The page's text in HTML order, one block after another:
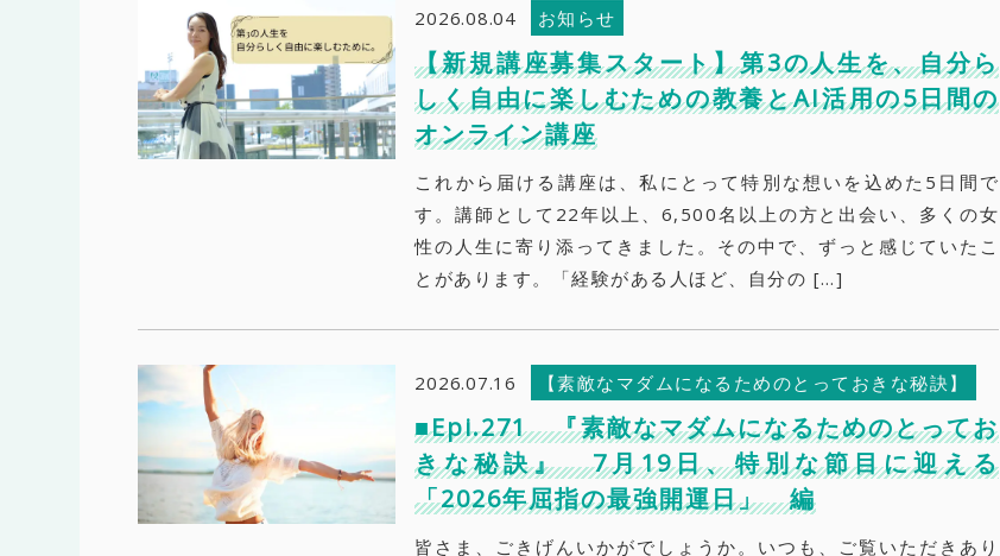
2026.08.04 お知らせ
【新規講座募集スタート】第3の人生を、自分ら
しく自由に楽しむための教養とAI活用の5日間の
オンライン講座
これから届ける講座は、私にとって特別な想いを込めた5日間で
す。講師として22年以上、6,500名以上の方と出会い、多くの女
性の人生に寄り添ってきました。その中で、ずっと感じていたこ
とがあります。「経験がある人ほど、自分の […]
2026.07.16 【素敵なマダムになるためのとっておきな秘訣】
■Epi.271 『素敵なマダムになるためのとってお
きな秘訣』 7月19日、特別な節目に迎える
「2026年屈指の最強開運日」 編
皆さま、ごきげんいかがでしょうか。いつも、ご覧いただきあり